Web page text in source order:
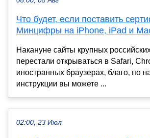
Что будет, если поставить
Минцифры на iPhone, iPad и
Накануне сайты крупных
перестали открываться в Safari,
иностранных браузерах, благо, по
инструкции вы можете ...
02:00, 23 Июл